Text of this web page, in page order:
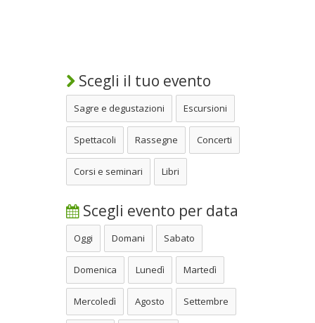
Scegli il tuo evento
Sagre e degustazioni Escursioni
Spettacoli Rassegne Concerti
Corsi e seminari Libri
Scegli evento per data
Oggi Domani Sabato
Domenica Lunedì Martedì
Mercoledì Agosto Settembre